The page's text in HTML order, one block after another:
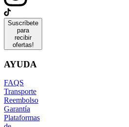
Suscríbete
para
recibir
ofertas!
AYUDA
FAQS
Transporte
Reembolso
Garantía
Plataformas